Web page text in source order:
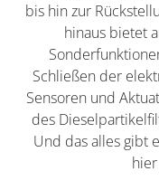
bis hin zur
hinaus bietet
Schließen der
Sensoren und
des
Und das alles gibt